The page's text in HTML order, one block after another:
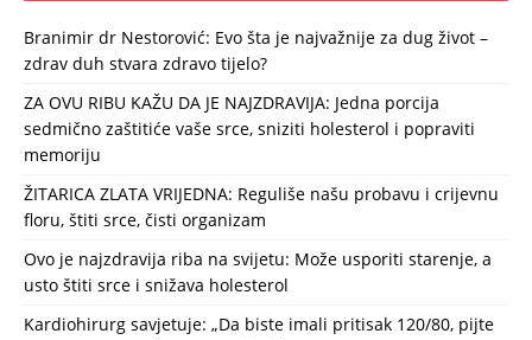
Branimir dr Nestorović: Evo šta je najvažnije za dug život –
zdrav duh stvara zdravo tijelo?
ZA OVU RIBU KAŽU DA JE NAJZDRAVIJA: Jedna porcija
sedmično zaštitiće vaše srce, sniziti holesterol i popraviti
memoriju
ŽITARICA ZLATA VRIJEDNA: Reguliše našu probavu i crijevnu
floru, štiti srce, čisti organizam
Ovo je najzdravija riba na svijetu: Može usporiti starenje, a
usto štiti srce i snižava holesterol
Kardiohirurg savjetuje: „Da biste imali pritisak 120/80, pijte